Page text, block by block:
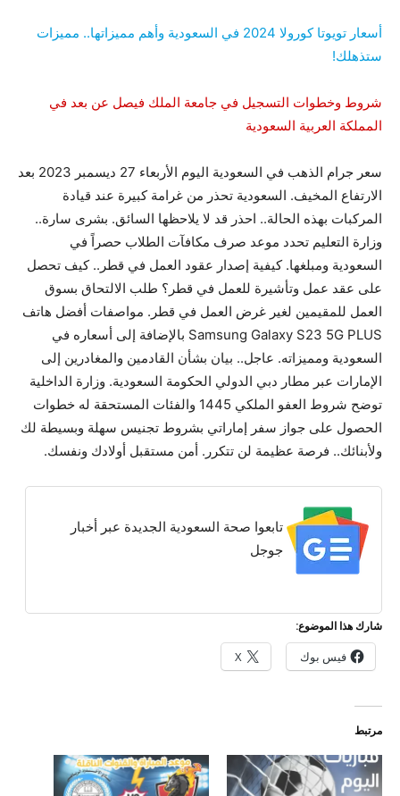
أسعار تويوتا كورولا 2024 في السعودية وأهم مميزاتها.. مميزات
ستذهلك!
شروط وخطوات التسجيل في جامعة الملك فيصل عن بعد في
المملكة العربية السعودية
سعر جرام الذهب في السعودية اليوم الأربعاء 27 ديسمبر 2023 بعد
الارتفاع المخيف. السعودية تحذر من غرامة كبيرة عند قيادة
المركبات بهذه الحالة.. احذر قد لا يلاحظها السائق. بشرى سارة..
وزارة التعليم تحدد موعد صرف مكافآت الطلاب حصراً في
السعودية ومبلغها. كيفية إصدار عقود العمل في قطر.. كيف تحصل
على عقد عمل وتأشيرة للعمل في قطر؟ طلب الالتحاق بسوق
العمل للمقيمين لغير غرض العمل في قطر. مواصفات أفضل هاتف
Samsung Galaxy S23 5G PLUS بالإضافة إلى أسعاره في
السعودية ومميزاته. عاجل.. بيان بشأن القادمين والمغادرين إلى
الإمارات عبر مطار دبي الدولي الحكومة السعودية. وزارة الداخلية
توضح شروط العفو الملكي 1445 والفئات المستحقة له خطوات
الحصول على جواز سفر إماراتي بشروط تجنيس سهلة وبسيطة لك
ولأبنائك.. فرصة عظيمة لن تتكرر. أمن مستقبل أولادك ونفسك.
تابعوا صحة السعودية الجديدة عبر أخبار
جوجل
شارك هذا الموضوع:
فيس بوك X
مرتبط